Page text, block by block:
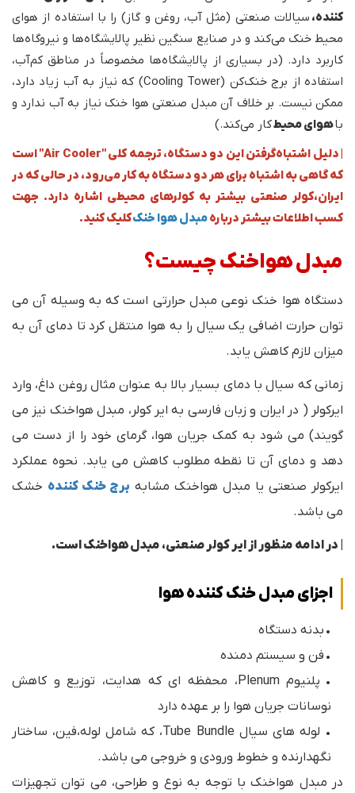
کننده، سیالات صنعتی (مثل آب، روغن و گاز) را با استفاده از هوای
محیط خنک می‌کند و در صنایع سنگین نظیر پالایشگاه‌ها و نیروگاه‌ها
کاربرد دارد. (در بسیاری از پالایشگاه‌ها مخصوصاً در مناطق کم‌آب،
استفاده از برج خنک‌کن (Cooling Tower) که نیاز به آب زیاد دارد،
ممکن نیست. بر خلاف آن مبدل صنعتی هوا خنک نیاز به آب ندارد و
باهوای محیطکار می‌کند.)
| دلیل اشتباه‌گرفتن این دو دستگاه، ترجمه کلی "Air Cooler" است
که گاهی به اشتباه برای هر دو دستگاه به کار می‌رود، در حالی که در
ایران،کولر صنعتی بیشتر به کولرهای محیطی اشاره دارد. جهت
کسب اطلاعات بیشتر دربارهمبدل هوا خنککلیک کنید.
مبدل هواخنک چیست؟
دستگاه هوا خنک نوعی مبدل حرارتی است که به وسیله آن می
توان حرارت اضافی یک سیال را به هوا منتقل کرد تا دمای آن به
میزان لازم کاهش یابد.
زمانی که سیال با دمای بسیار بالا به عنوان مثال روغن داغ، وارد
ایرکولر ( در ایران و زبان فارسی به ایر کولر، مبدل هواخنک نیز می
گویند) می شود به کمک جریان هوا، گرمای خود را از دست می
دهد و دمای آن تا نقطه مطلوب کاهش می یابد. نحوه عملکرد
ایرکولر صنعتی یا مبدل هواخنک مشابه برج خنک کننده خشک
می باشد.
| در ادامه منظور از ایر کولر صنعتی، مبدل هواخنک است.
اجزای مبدل خنک کننده هوا
• بدنه دستگاه
• فن و سیستم دمنده
• پلنیوم Plenum، محفظه ای که هدایت، توزیع و کاهش
نوسانات جریان هوا را بر عهده دارد
• لوله های سیال Tube Bundle، که شامل لوله،فین، ساختار
نگهدارنده و خطوط ورودی و خروجی می باشد.
در مبدل هواخنک با توجه به نوع و طراحی، می توان تجهیزات